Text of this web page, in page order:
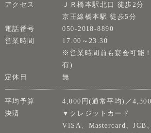
アクセス
ＪＲ橋本駅北口 徒歩2分
京王線橋本駅 徒歩5分
電話番号
050-2018-8890
営業時間
17:00～23:30
※営業時間前も宴会可能
有)
定休日
無
平均予算
4,000円(通常平均)／
決済
▼クレジットカード
VISA、Mastercard、JCB